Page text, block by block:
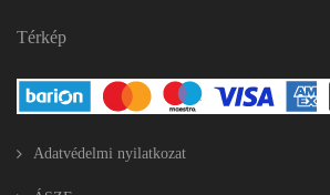
Térkép
Adatvédelmi nyilatkozat